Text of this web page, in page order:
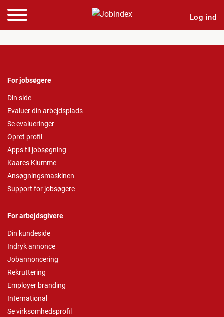
Log ind
For jobsøgere
Din side
Evaluer din arbejdsplads
Se evalueringer
Opret profil
Apps til jobsøgning
Kaares Klumme
Ansøgningsmaskinen
Support for jobsøgere
For arbejdsgivere
Din kundeside
Indryk annonce
Jobannoncering
Rekruttering
Employer branding
International
Se virksomhedsprofil